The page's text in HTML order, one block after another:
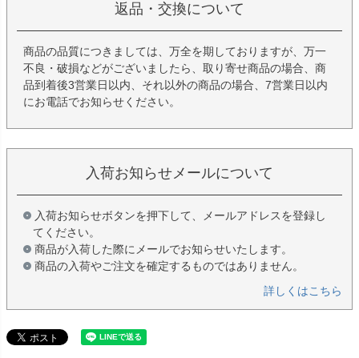
返品・交換について
商品の品質につきましては、万全を期しておりますが、万一
不良・破損などがございましたら、取り寄せ商品の場合、商
品到着後3営業日以内、それ以外の商品の場合、7営業日以内
にお電話でお知らせください。
入荷お知らせメールについて
入荷お知らせボタンを押下して、メールアドレスを登録し
てください。
商品が入荷した際にメールでお知らせいたします。
商品の入荷やご注文を確定するものではありません。
詳しくはこちら